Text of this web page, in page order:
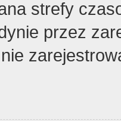
strefy
przez